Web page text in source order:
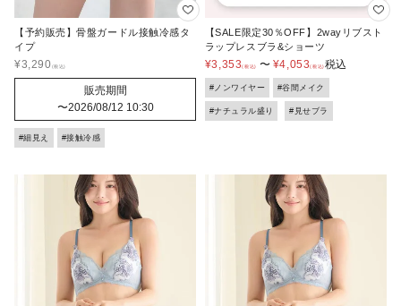
【予約販売】骨盤ガードル接触冷感タ
イプ
¥3,290
販売期間
〜2026/08/12 10:30
#細見え #接触冷感
【SALE限定30％OFF】2wayリブスト
ラップレスブラ&ショーツ
¥3,353 〜 ¥4,053 税込
#ノンワイヤー #谷間メイク
#ナチュラル盛り #見せブラ